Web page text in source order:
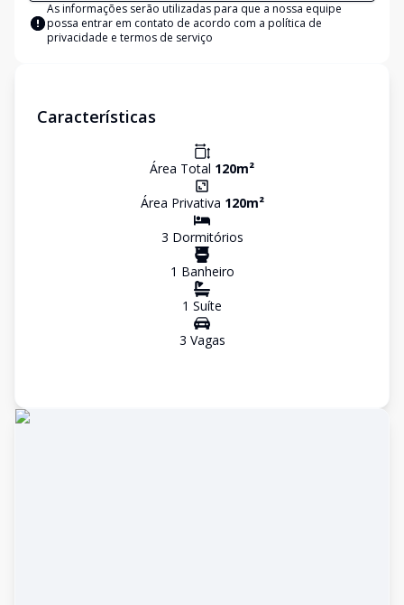
As informações serão utilizadas para que a nossa equipe
possa entrar em contato de acordo com a política de
privacidade e termos de serviço
Características
Área Total 120m²
Área Privativa 120m²
3 Dormitórios
1 Banheiro
1 Suíte
3 Vagas